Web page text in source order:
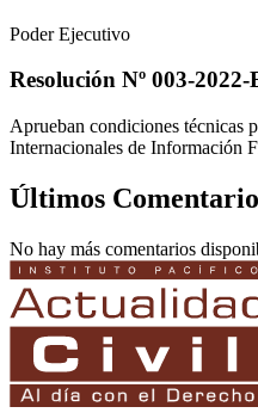
Poder Ejecutivo
Resolución Nº 003-2022-
Aprueban condiciones técnicas
Internacionales de Información
Últimos
No hay más comentarios